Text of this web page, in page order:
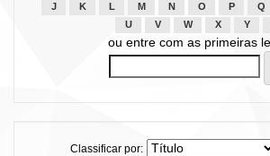
J
K L M N O P Q
U
V W X Y
ou entre com as primeiras
Classificar por: